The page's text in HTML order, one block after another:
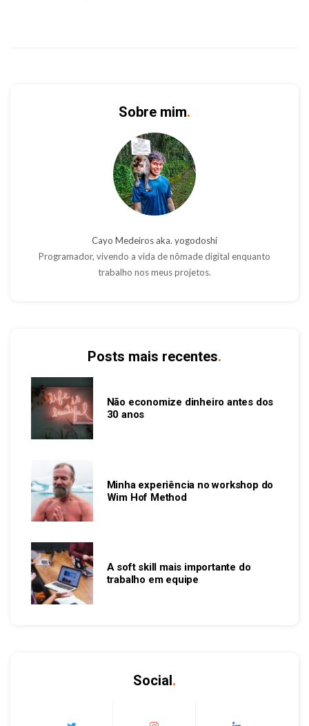
Sobre mim.
Cayo Medeiros aka. yogodoshi
Programador, vivendo a vida de nômade digital enquanto
trabalho nos meus projetos.
Posts mais recentes.
Não economize dinheiro antes dos
30 anos
Minha experiência no workshop do
Wim Hof Method
A soft skill mais importante do
trabalho em equipe
Social.